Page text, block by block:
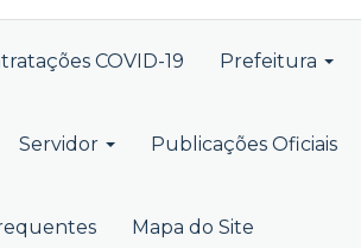
COVID-19 Prefeitura
Servidor Publicações Oficiais
Mapa do Site